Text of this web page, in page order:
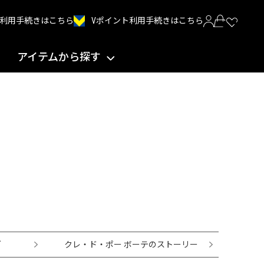
利用手続きはこちら Vポイント利用手続きはこちら
アイテムから探す
クレ・ド・ポー ボーテのストーリー